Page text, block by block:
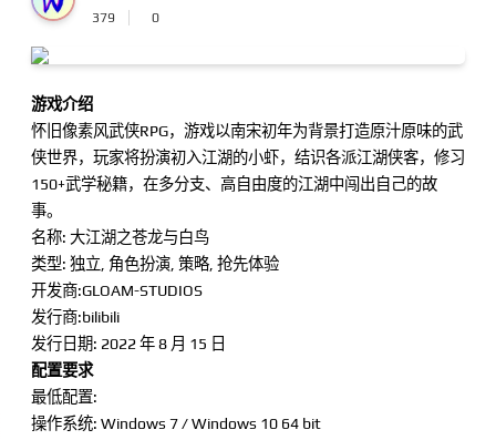
379
0
游戏介绍
怀旧像素风武侠RPG，游戏以南宋初年为背景打造原汁原味的武
侠世界，玩家将扮演初入江湖的小虾，结识各派江湖侠客，修习
150+武学秘籍，在多分支、高自由度的江湖中闯出自己的故
事。
名称: 大江湖之苍龙与白鸟
类型: 独立, 角色扮演, 策略, 抢先体验
开发商:GLOAM-STUDIOS
发行商:bilibili
发行日期: 2022 年 8 月 15 日
配置要求
最低配置:
操作系统: Windows 7 / Windows 10 64 bit